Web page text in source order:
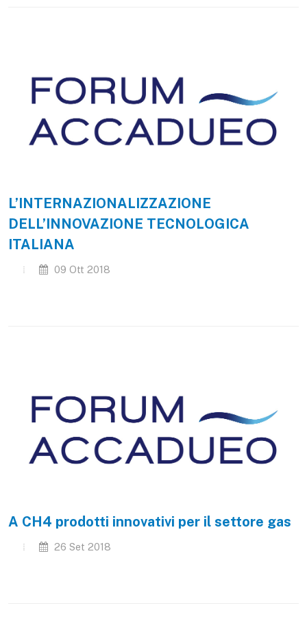
L’INTERNAZIONALIZZAZIONE
DELL’INNOVAZIONE TECNOLOGICA
ITALIANA
09 Ott 2018
A CH4 prodotti innovativi per il settore gas
26 Set 2018